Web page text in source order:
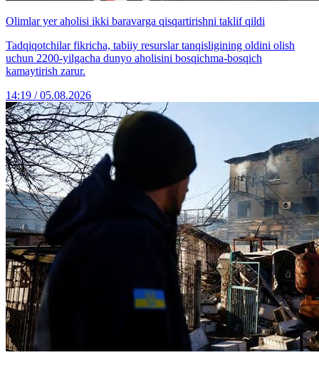
Olimlar yer aholisi ikki baravarga qisqartirishni taklif qildi
Tadqiqotchilar fikricha, tabiiy resurslar tanqisligining oldini olish
uchun 2200-yilgacha dunyo aholisini bosqichma-bosqich
kamaytirish zarur.
14:19 / 05.08.2026